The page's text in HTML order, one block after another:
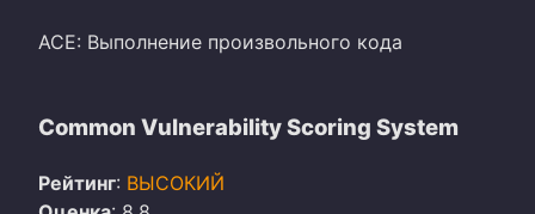
ACE: Выполнение произвольного кода
Common Vulnerability Scoring System
Рейтинг: ВЫСОКИЙ